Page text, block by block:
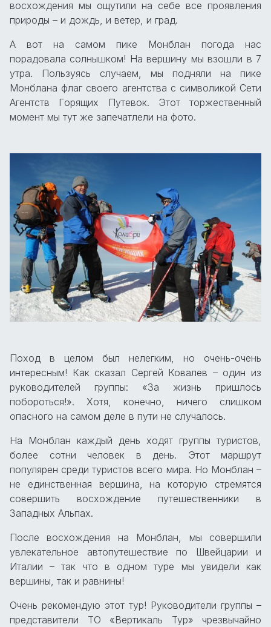
восхождения мы ощутили на себе все проявления
природы – и дождь, и ветер, и град.
А вот на самом пике Монблан погода нас
порадовала солнышком! На вершину мы взошли в 7
утра. Пользуясь случаем, мы подняли на пике
Монблана флаг своего агентства с символикой Сети
Агентств Горящих Путевок. Этот торжественный
момент мы тут же запечатлели на фото.
Поход в целом был нелегким, но очень-очень
интересным! Как сказал Сергей Ковалев – один из
руководителей группы: «За жизнь пришлось
побороться!». Хотя, конечно, ничего слишком
опасного на самом деле в пути не случалось.
На Монблан каждый день ходят группы туристов,
более сотни человек в день. Этот маршрут
популярен среди туристов всего мира. Но Монблан –
не единственная вершина, на которую стремятся
совершить восхождение путешественники в
Западных Альпах.
После восхождения на Монблан, мы совершили
увлекательное автопутешествие по Швейцарии и
Италии – так что в одном туре мы увидели как
вершины, так и равнины!
Очень рекомендую этот тур! Руководители группы –
представители ТО «Вертикаль Тур» чрезвычайно